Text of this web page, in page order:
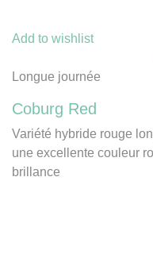
Add to wishlist
Longue journée
Coburg Red
Variété hybride rouge
une excellente couleur
brillance